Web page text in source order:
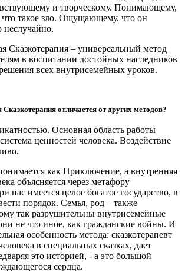
и творческому. Понимающему,
что такое зло. Ощущающему, что он
Сказкотерапия – универсальный метод
в воспитании достойных наследников
всех внутрисемейных уроков.
отличается от других методов?
Основная область работы
ценностей человека. Воздействие
как Приключение, а внутренняя
объясняется через метафору
нас имеется целое богатое государство, в
порядок. Семья, род – также
так разрушительны внутрисемейные
не что иное, как гражданские войны. И
особенность метода: сказкотерапевт
в специальных сказках, дает
это историей, - а это большой
сердца.